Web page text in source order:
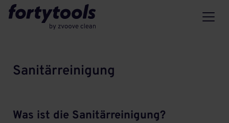
Sanitärreinigung
Was ist die Sanitärreinigung?